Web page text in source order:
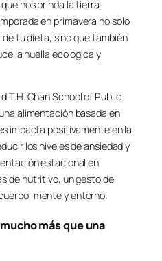
nos brinda la tierra.
en primavera no solo
tu dieta, sino que también
la huella ecológica y
T.H. Chan School of Public
alimentación basada en
impacta positivamente en la
los niveles de ansiedad y
estacional en
de nutritivo, un gesto de
mente y entorno.
más que una